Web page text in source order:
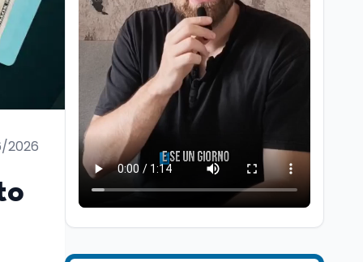
2026
Università
Consiglio di Stato:
scorrere la graduatoria
per i 500 posti vacanti
Lavoro 5 ago
Volontariato, firmata
l’intesa triennale tra
Ministero del Lavoro e
CSVnet ETS
Scuola5 ago